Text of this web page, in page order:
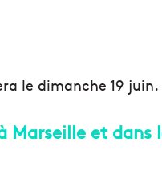
le dimanche 19 juin.
Marseille et dans